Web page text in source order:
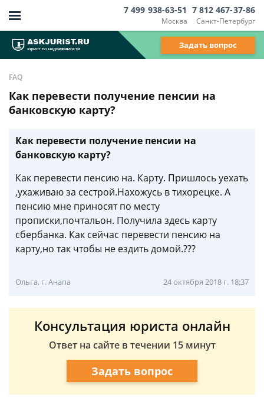
Москва
7 499 938-63-51
Санкт-Петербург
7 812 467-37-86
Задать вопрос
FAQ
Как перевести получение пенсии на
банковскую карту?
Как перевести получение пенсии на
банковскую карту?
Как перевести пенсию на. Карту. Пришлось уехать
,ухаживаю за сестрой.Нахожусь в тихорецке. А
пенсию мне приносят по месту
прописки,почтальон. Получила здесь карту
сбербанка. Как сейчас перевести пенсию на
карту,но так чтобы не ездить домой.???
Ольга, г. Анапа 24 октября 2018 г. 18:37
Консультация юриста онлайн
Ответ на сайте в течении 15 минут
Задать вопрос